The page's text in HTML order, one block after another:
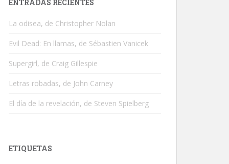
ENTRADAS RECIENTES
La odisea, de Christopher Nolan
Evil Dead: En llamas, de Sébastien Vanicek
Supergirl, de Craig Gillespie
Letras robadas, de John Carney
El día de la revelación, de Steven Spielberg
ETIQUETAS